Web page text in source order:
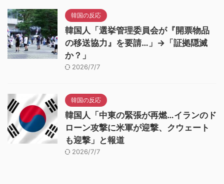
韓国の反応
韓国人「選挙管理委員会が『開票物品
の移送協力』を要請…」→「証拠隠滅
か？」
2026/7/7
韓国の反応
韓国人「中東の緊張が再燃…イランのド
ローン攻撃に米軍が迎撃、クウェート
も迎撃」と報道
2026/7/7